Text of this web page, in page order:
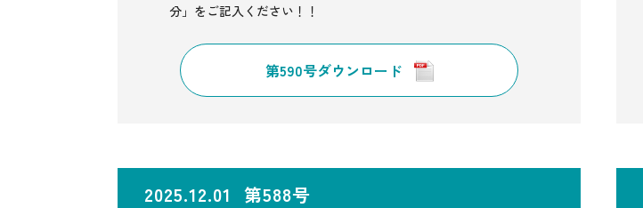
分」をご記入ください！！
第590号ダウンロード
2025.12.01 第588号